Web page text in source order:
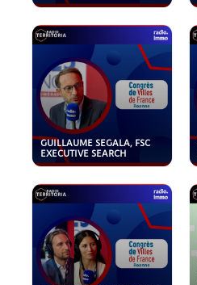
GUILLAUME SEGALA, FSC
EXECUTIVE SEARCH